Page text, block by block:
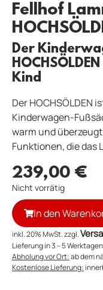
Fellhof
Der
Kind
Der HOCHSÖLDEN
Kinderwagen-
warm und
Funktionen, die das
239,00 €
Nicht vorrätig
In den
inkl. 20% MwSt. zzgl.
Lieferung in 3 – 5 Werktagen
Abholung vor Ort:ab dem
Kostenlose Lieferung: